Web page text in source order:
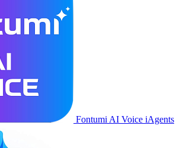
Fontumi AI Voice iAgents